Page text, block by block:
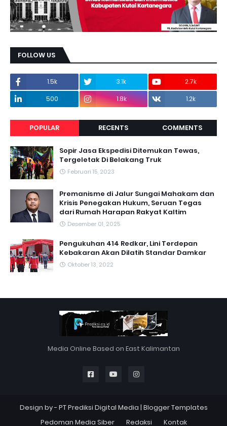
FOLLOW US
1.5k 3.1k
2.7k
500
1.8k 1.2k
POPULAR RECENTS COMMENTS
Sopir Jasa Ekspedisi Ditemukan Tewas,
Tergeletak Di Belakang Truk
Februari 15, 2023
Premanisme di Jalur Sungai Mahakam dan
Krisis Penegakan Hukum, Seruan Tegas
dari Rumah Harapan Rakyat Kaltim
Desember 01, 2025
Pengukuhan 414 Redkar, Lini Terdepan
Kebakaran Akan Dilatih Standar Damkar
Oktober 13, 2022
Media Online Based on East Kalimantan
Design by - PT Prediksi Digital Media | Blogger Templates
Pedoman Media Siber
Redaksi Kontak